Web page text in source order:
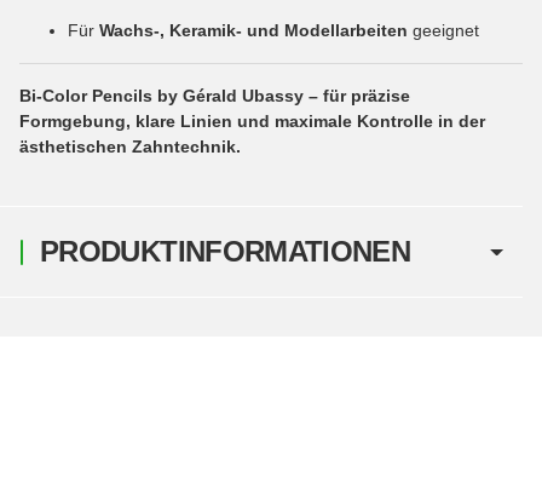
PRODUKTINFORMATIONEN
Für Wachs-, Keramik- und Modellarbeiten geeignet
Bi-Color Pencils by Gérald Ubassy – für präzise
Formgebung, klare Linien und maximale Kontrolle in der
ästhetischen Zahntechnik.